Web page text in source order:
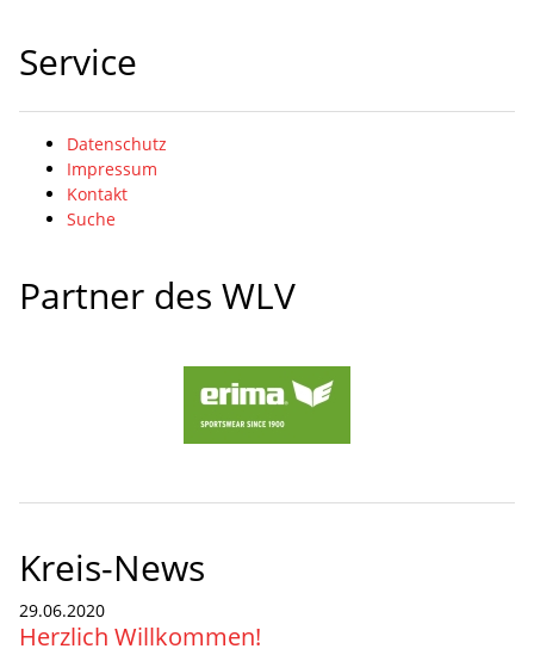
Service
Datenschutz
Impressum
Kontakt
Suche
Partner des WLV
Kreis-News
29.06.2020
Herzlich Willkommen!